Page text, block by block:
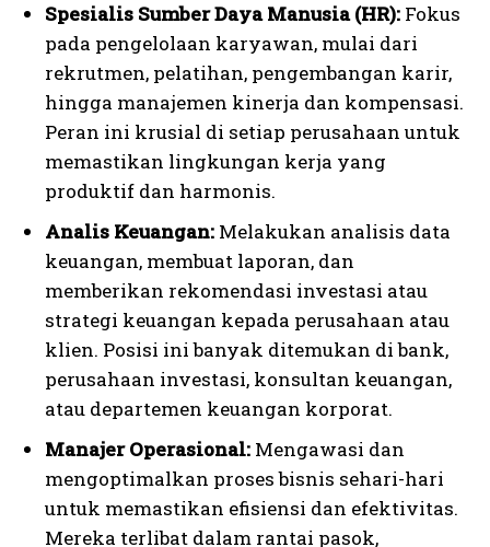
Spesialis Sumber Daya Manusia (HR): Fokus
pada pengelolaan karyawan, mulai dari
rekrutmen, pelatihan, pengembangan karir,
hingga manajemen kinerja dan kompensasi.
Peran ini krusial di setiap perusahaan untuk
memastikan lingkungan kerja yang
produktif dan harmonis.
Analis Keuangan: Melakukan analisis data
keuangan, membuat laporan, dan
memberikan rekomendasi investasi atau
strategi keuangan kepada perusahaan atau
klien. Posisi ini banyak ditemukan di bank,
perusahaan investasi, konsultan keuangan,
atau departemen keuangan korporat.
Manajer Operasional: Mengawasi dan
mengoptimalkan proses bisnis sehari-hari
untuk memastikan efisiensi dan efektivitas.
Mereka terlibat dalam rantai pasok,